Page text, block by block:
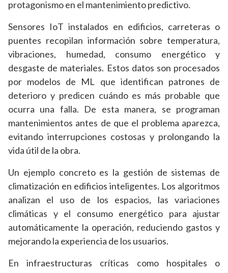
protagonismo en el mantenimiento predictivo.
Sensores IoT instalados en edificios, carreteras o
puentes recopilan información sobre temperatura,
vibraciones, humedad, consumo energético y
desgaste de materiales. Estos datos son procesados
por modelos de ML que identifican patrones de
deterioro y predicen cuándo es más probable que
ocurra una falla. De esta manera, se programan
mantenimientos antes de que el problema aparezca,
evitando interrupciones costosas y prolongando la
vida útil de la obra.
Un ejemplo concreto es la gestión de sistemas de
climatización en edificios inteligentes. Los algoritmos
analizan el uso de los espacios, las variaciones
climáticas y el consumo energético para ajustar
automáticamente la operación, reduciendo gastos y
mejorando la experiencia de los usuarios.
En infraestructuras críticas como hospitales o